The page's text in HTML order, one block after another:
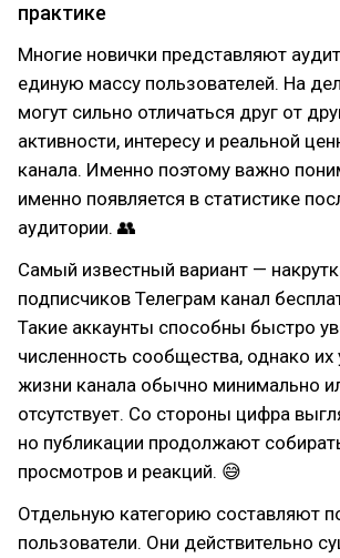
практике
Многие новички представляют
единую массу пользователей. На
могут сильно отличаться друг от
активности, интересу и реальной
канала. Именно поэтому важно
именно появляется в статистике
аудитории. 👥
Самый известный вариант —
подписчиков Телеграм канал
Такие аккаунты способны быстро
численность сообщества, однако их
жизни канала обычно минимально
отсутствует. Со стороны цифра
но публикации продолжают
просмотров и реакций. 😅
Отдельную категорию составляют
пользователи. Они действительно